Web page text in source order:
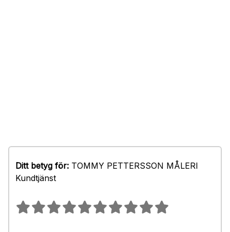
Ditt betyg för: TOMMY PETTERSSON MÅLERI
Kundtjänst